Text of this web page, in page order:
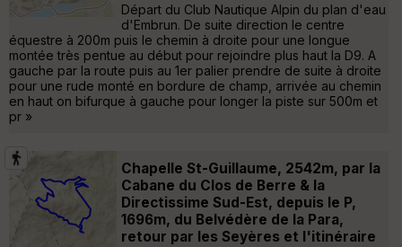
Départ du Club Nautique Alpin du plan d'eau
d'Embrun. De suite direction le centre
équestre à 200m puis le chemin à droite pour une longue
montée très pentue au début pour rejoindre plus haut la D9. A
gauche par la route puis au 1er palier prendre de suite à droite
pour une rude monté en bordure de champ, arrivée au chemin
en haut on bifurque à gauche pour longer la piste sur 500m et
pr »
Chapelle St-Guillaume, 2542m, par la
Cabane du Clos de Berre & la
Directissime Sud-Est, depuis le P,
1696m, du Belvédère de la Para,
retour par les Seyères et l'itinéraire